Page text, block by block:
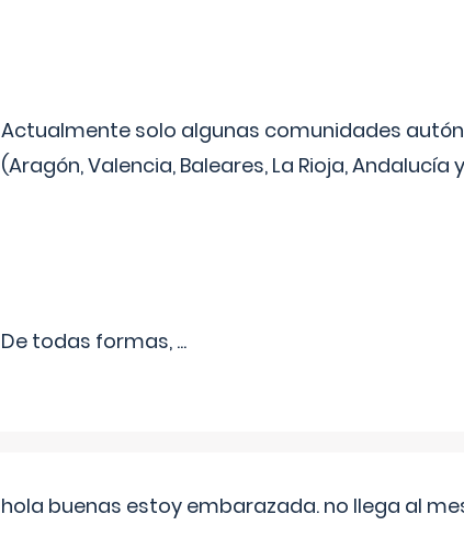
Actualmente solo algunas comunidades
(Aragón, Valencia, Baleares, La Rioja, Andalucía
De todas formas, ...
hola buenas estoy embarazada. no llega al